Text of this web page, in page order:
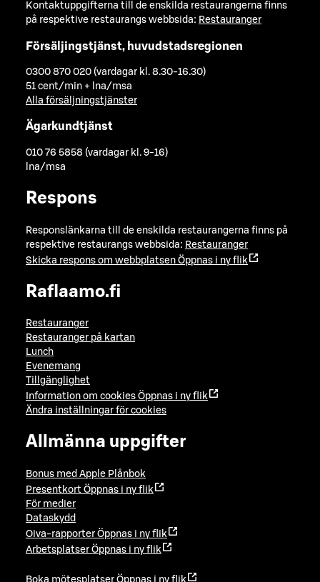
Kontaktuppgifterna till de enskilda restaurangerna finns
på respektive restaurangs webbsida: Restauranger
Försäljingstjänst, huvudstadsregionen
0300 870 020 (vardagar kl. 8.30-16.30)
51 cent/min + lna/msa
Alla försäljningstjänster
Ägarkundtjänst
010 76 5858 (vardagar kl. 9-16)
lna/msa
Respons
Responslänkarna till de enskilda restaurangerna finns på
respektive restaurangs webbsida: Restauranger
Skicka respons om webbplatsen Öppnas i ny flik
Raflaamo.fi
Restauranger
Restauranger på kartan
Lunch
Evenemang
Tillgänglighet
Information om cookies Öppnas i ny flik
Ändra inställningar för cookies
Allmänna uppgifter
Bonus med Apple Plånbok
Presentkort Öppnas i ny flik
För medier
Dataskydd
Oiva-rapporter Öppnas i ny flik
Arbetsplatser Öppnas i ny flik